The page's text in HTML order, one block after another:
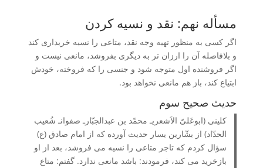
مسأله نهم: نقد و نسیه کردن
اگر کسی به منظور تهیه وجه نقد، متاعی را نسیه خریداری کند
و بلافاصله آن را ارزان تر به دیگری بفروشد، مانعی نیست و
اگر فروشنده اول متوجه شود و جنسی را که فروخته، خودش
ابتیاع کند، باز هم مانعی نخواهد بود.
حدیث صحیح سوم
کلینی (ابوعَلیّ الاَشعریـ محمّد بن عبدالجبّارـ صفوانـ شُعیب
الحدّاد) از بشّارین یسار حدیث آورده که از امام صادق (ع)
سؤال کردم که تاجر متاعی را نسیه می فروشد، بعد از او
بازخرید می کند، فرمودند: باشد مانعی ندارد. گفتم: متاع